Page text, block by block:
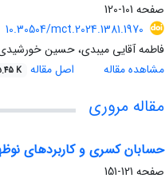
صفحه 101-120
10.30504/mct.2024.1381.1970
فاطمه آقایی میبدی، حسین
مشاهده مقاله
اصل مقاله K
مقاله مروری
حسابان کسری و کاربردهای
صفحه 121-151